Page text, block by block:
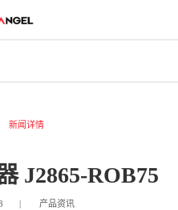
新闻详情
J2865-ROB75
| 产品资讯